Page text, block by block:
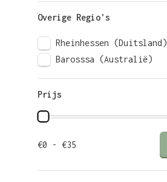
Overige Regio's
Rheinhessen (Duitsland)
Barosssa (Australië)
Prijs
€0 - €35